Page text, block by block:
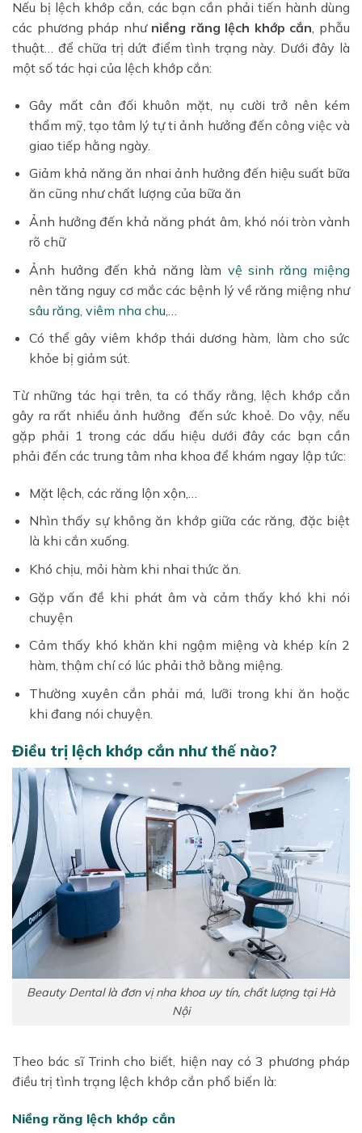
Nếu bị lệch khớp cắn, các bạn cần phải tiến hành dùng
các phương pháp như niềng răng lệch khớp cắn, phẫu
thuật… để chữa trị dứt điểm tình trạng này. Dưới đây là
một số tác hại của lệch khớp cắn:
Gây mất cân đối khuôn mặt, nụ cười trở nên kém
thẩm mỹ, tạo tâm lý tự ti ảnh hưởng đến công việc và
giao tiếp hằng ngày.
Giảm khả năng ăn nhai ảnh hưởng đến hiệu suất bữa
ăn cũng như chất lượng của bữa ăn
Ảnh hưởng đến khả năng phát âm, khó nói tròn vành
rõ chữ
Ảnh hưởng đến khả năng làm vệ sinh răng miệng
nên tăng nguy cơ mắc các bệnh lý về răng miệng như
sâu răng, viêm nha chu
Có thể gây viêm khớp thái dương hàm, làm cho sức
khỏe bị giảm sút.
Từ những tác hại trên, ta có thấy rằng, lệch khớp cắn
gây ra rất nhiều ảnh hưởng đến sức khoẻ. Do vậy, nếu
gặp phải 1 trong các dấu hiệu dưới đây các bạn cần
phải đến các trung tâm nha khoa để khám ngay lập tức:
Mặt lệch, các răng lộn xộn,…
Nhìn thấy sự không ăn khớp giữa các răng, đặc biệt
là khi cắn xuống.
Khó chịu, mỏi hàm khi nhai thức ăn.
Gặp vấn đề khi phát âm và cảm thấy khó khi nói
chuyện
Cảm thấy khó khăn khi ngậm miệng và khép kín 2
hàm, thậm chí có lúc phải thở bằng miệng.
Thường xuyên cắn phải má, lưỡi trong khi ăn hoặc
khi đang nói chuyện.
Điều trị lệch khớp cắn như thế nào?
Beauty Dental là đơn vị nha khoa uy tín, chất lượng tại Hà
Nội
Theo bác sĩ Trinh cho biết, hiện nay có 3 phương pháp
điều trị tình trạng lệch khớp cắn phổ biến là:
Niềng răng lệch khớp cắn